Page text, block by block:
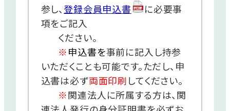
参し、登録会員申込書
に必要事
項をご記入
ください。
※申込書を事前に記入し持参
いただくことも可能です。ただし、申
込書は必ず両面印刷してください。
※関連法人に所属する方は、関